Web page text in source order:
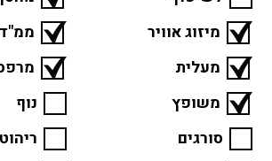
מיזוג אוויר
ממ"ד
מעלית
משופץ
נוף
סורגים
ריהוט